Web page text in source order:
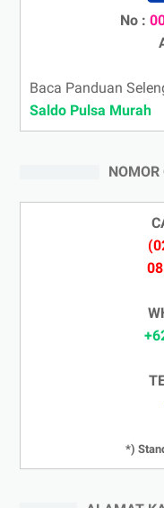
No :
Baca Panduan
Saldo Pulsa Murah
*)